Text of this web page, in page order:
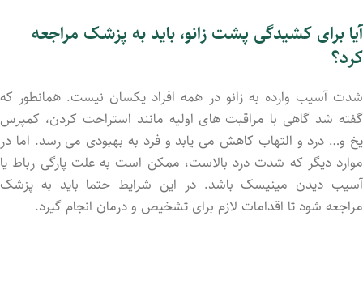
آیا برای کشیدگی پشت زانو، باید به پزشک مراجعه
کرد؟
شدت آسیب وارده به زانو در همه افراد یکسان نیست. همانطور که
گفته شد گاهی با مراقبت های اولیه مانند استراحت کرد‌‌ن، کمپرس
یخ و… درد و التهاب کاهش می یابد و فرد به بهبودی می رسد. اما در
موارد دیگر که شدت درد بالاست، ممکن است به علت پارگی رباط یا
آسیب دیدن مینیسک باشد. در این شرایط حتما باید به پزشک
مراجعه شود تا اقدامات لازم برای تشخیص و درمان انجام گیرد.